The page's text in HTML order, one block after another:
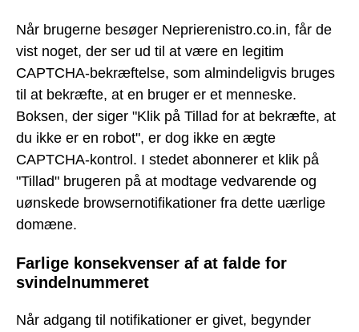
Når brugerne besøger Neprierenistro.co.in, får de
vist noget, der ser ud til at være en legitim
CAPTCHA-bekræftelse, som almindeligvis bruges
til at bekræfte, at en bruger er et menneske.
Boksen, der siger "Klik på Tillad for at bekræfte, at
du ikke er en robot", er dog ikke en ægte
CAPTCHA-kontrol. I stedet abonnerer et klik på
"Tillad" brugeren på at modtage vedvarende og
uønskede browsernotifikationer fra dette uærlige
domæne.
Farlige konsekvenser af at falde for
svindelnummeret
Når adgang til notifikationer er givet, begynder